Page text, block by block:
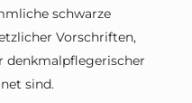
schwarze
Vorschriften,
denkmalpflegerischer
sind.